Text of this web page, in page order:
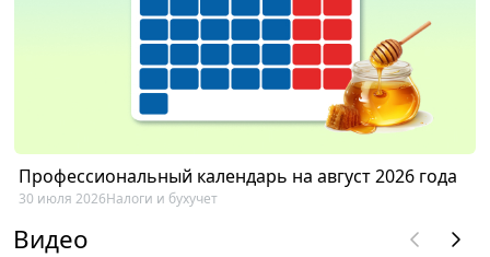
Профессиональный календарь на август 2026 года
30 июля 2026Налоги и бухучет
Видео